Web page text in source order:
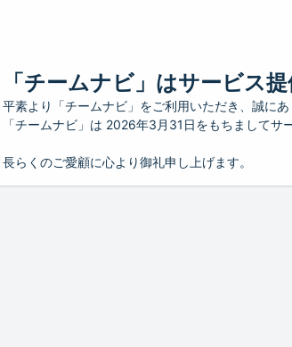
「チームナビ」はサービス
平素より「チームナビ」をご利用いただき、誠にあ
「チームナビ」は 2026年3月31日をもちましてサ
長らくのご愛顧に心より御礼申し上げます。